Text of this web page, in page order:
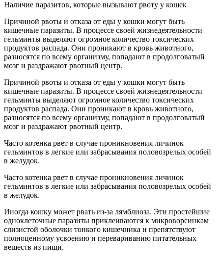
Наличие паразитов, которые вызывают рвоту у кошек
Причиной рвоты и отказа от еды у кошки могут быть
кишечные паразиты. В процессе своей жизнедеятельности
гельминты выделяют огромное количество токсических
продуктов распада. Они проникают в кровь животного,
разносятся по всему организму, попадают в продолговатый
мозг и раздражают рвотный центр.
Причиной рвоты и отказа от еды у кошки могут быть
кишечные паразиты. В процессе своей жизнедеятельности
гельминты выделяют огромное количество токсических
продуктов распада. Они проникают в кровь животного,
разносятся по всему организму, попадают в продолговатый
мозг и раздражают рвотный центр.
Часто котенка рвет в случае проникновения личинок
гельминтов в легкие или забрасывания половозрелых особей
в желудок.
Часто котенка рвет в случае проникновения личинок
гельминтов в легкие или забрасывания половозрелых особей
в желудок.
Иногда кошку может рвать из-за лямблиоза. Эти простейшие
одноклеточные паразиты приклеиваются к микроворсинкам
слизистой оболочки тонкого кишечника и препятствуют
полноценному усвоению и перевариванию питательных
веществ из пищи.